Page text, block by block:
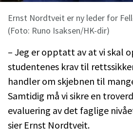
Ernst Nordtveit er ny leder for
(Foto: Runo Isaksen/HK-dir)
– Jeg er opptatt av at vi skal
studentenes krav til
handler om skjebnen til
Samtidig må vi sikre en
evaluering av det faglige
sier Ernst Nordtveit.